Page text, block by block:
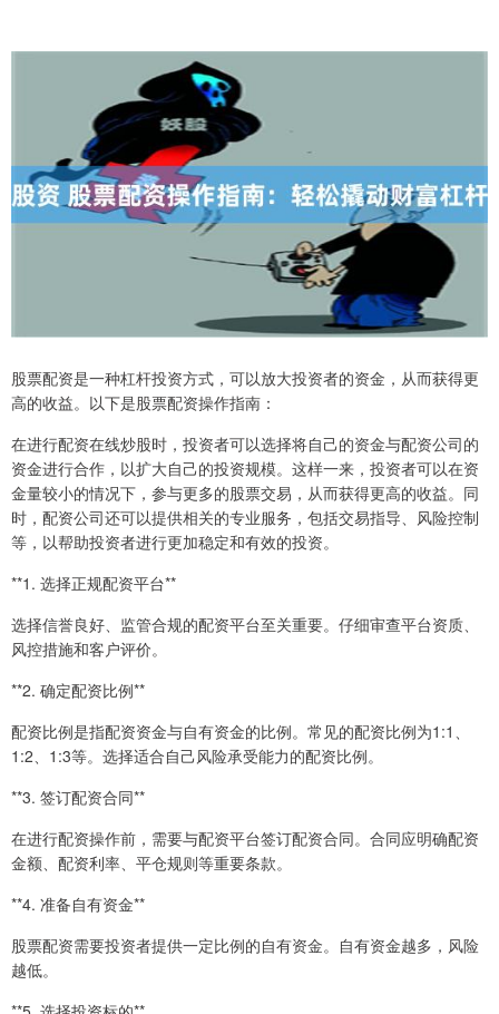
股票配资是一种杠杆投资方式，可以放大投资者的资金，从而获得更
高的收益。以下是股票配资操作指南：
在进行配资在线炒股时，投资者可以选择将自己的资金与配资公司的
资金进行合作，以扩大自己的投资规模。这样一来，投资者可以在资
金量较小的情况下，参与更多的股票交易，从而获得更高的收益。同
时，配资公司还可以提供相关的专业服务，包括交易指导、风险控制
等，以帮助投资者进行更加稳定和有效的投资。
**1. 选择正规配资平台**
选择信誉良好、监管合规的配资平台至关重要。仔细审查平台资质、
风控措施和客户评价。
**2. 确定配资比例**
配资比例是指配资资金与自有资金的比例。常见的配资比例为1:1、
1:2、1:3等。选择适合自己风险承受能力的配资比例。
**3. 签订配资合同**
在进行配资操作前，需要与配资平台签订配资合同。合同应明确配资
金额、配资利率、平仓规则等重要条款。
**4. 准备自有资金**
股票配资需要投资者提供一定比例的自有资金。自有资金越多，风险
越低。